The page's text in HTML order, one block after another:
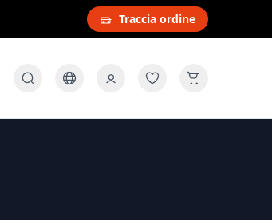
Traccia ordine